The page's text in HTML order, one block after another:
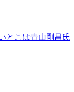
とこは青山剛昌氏